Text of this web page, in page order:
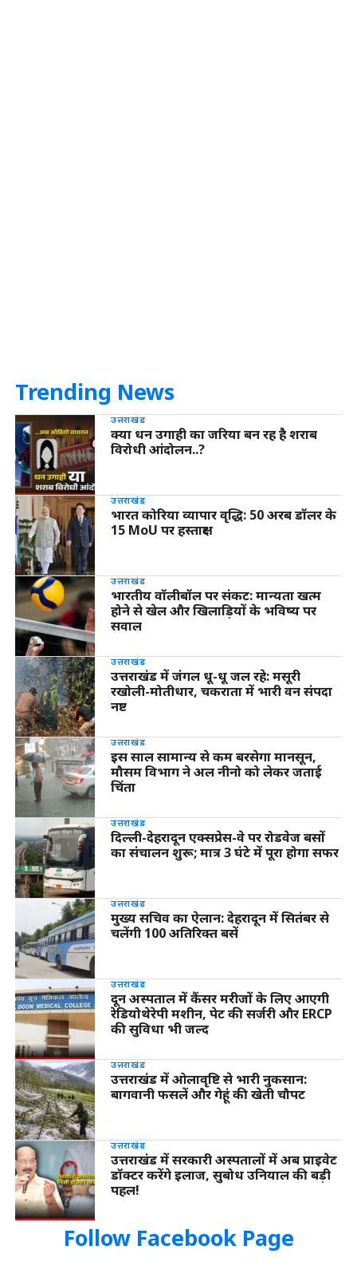
Trending News
उत्तराखंड
क्या धन उगाही का जरिया बन रह है शराब
विरोधी आंदोलन..?
उत्तराखंड
भारत कोरिया व्यापार वृद्धि: 50 अरब डॉलर के
15 MoU पर हस्ताक्षर
उत्तराखंड
भारतीय वॉलीबॉल पर संकट: मान्यता खत्म
होने से खेल और खिलाड़ियों के भविष्य पर
सवाल
उत्तराखंड
उत्तराखंड में जंगल धू-धू जल रहे: मसूरी
रखोली-मोतीधार, चकराता में भारी वन संपदा
नष्ट
उत्तराखंड
इस साल सामान्य से कम बरसेगा मानसून,
मौसम विभाग ने अल नीनो को लेकर जताई
चिंता
उत्तराखंड
दिल्ली-देहरादून एक्सप्रेस-वे पर रोडवेज बसों
का संचालन शुरू; मात्र 3 घंटे में पूरा होगा सफर
उत्तराखंड
मुख्य सचिव का ऐलान: देहरादून में सितंबर से
चलेंगी 100 अतिरिक्त बसें
उत्तराखंड
दून अस्पताल में कैंसर मरीजों के लिए आएगी
रेडियोथेरेपी मशीन, पेट की सर्जरी और ERCP
की सुविधा भी जल्द
उत्तराखंड
उत्तराखंड में ओलावृष्टि से भारी नुकसान:
बागवानी फसलें और गेहूं की खेती चौपट
उत्तराखंड
उत्तराखंड में सरकारी अस्पतालों में अब प्राइवेट
डॉक्टर करेंगे इलाज, सुबोध उनियाल की बड़ी
पहल!
Follow Facebook Page